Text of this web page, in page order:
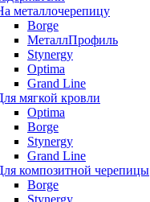
металлочерепицу
Borge
МеталлПрофиль
Stynergy
Optima
Grand Line
мягкой кровли
Optima
Borge
Stynergy
Grand Line
композитной черепицы
Borge